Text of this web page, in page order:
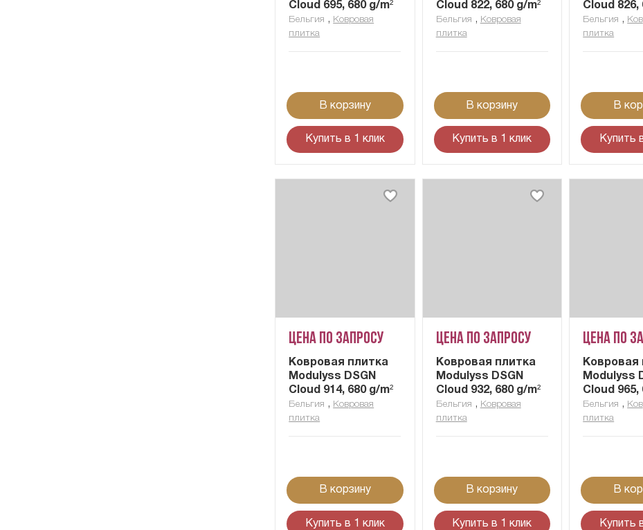
Cloud 695, 680 g/m²
Бельгия , Ковровая
плитка
В корзину
Купить в 1 клик
Cloud 822, 680 g/m²
Бельгия , Ковровая
плитка
В корзину
Купить в 1 клик
Cloud 826,
Бельгия ,
плитка
В
Купить
Цена по запросу
Ковровая плитка
Modulyss DSGN
Cloud 914, 680 g/m²
Бельгия , Ковровая
плитка
В корзину
Купить в 1 клик
Цена по запросу
Ковровая плитка
Modulyss DSGN
Cloud 932, 680 g/m²
Бельгия , Ковровая
плитка
В корзину
Купить в 1 клик
Цена по
Ковровая
Modulyss
Cloud 965,
Бельгия ,
плитка
В
Купить